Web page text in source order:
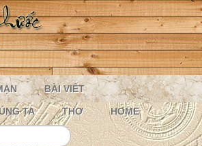
BÀI VIẾT
TA THƠ HOME